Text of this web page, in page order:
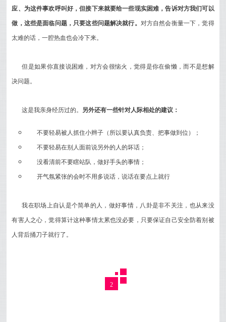
应、为这件事欢呼叫好，但接下来就要给一些现实困难，告诉对方我们可以
做，这些是面临问题，只要这些问题解决就行。 对方自然会衡量一下，觉得
太难的话，一腔热血也会冷下来。
但是如果你直接说困难，对方会很恼火，觉得是你在偷懒，而不是想解
决问题。
这是我亲身经历过的。 另外还有一些针对人际相处的建议：
不要轻易被人抓住小辫子（所以要认真负责、把事做到位）；
不要轻易在别人面前说另外的人的坏话；
没看清前不要瞎站队，做好手头的事情；
开气氛紧张的会时不用多说话，说话在要点上就行
我在职场上自认是个简单的人，做好事情，八卦是非不关注，也从来没
有害人之心，觉得算计这种事情太累也没必要，只要保证自己安全防着别被
人背后捅刀子就行了。
2